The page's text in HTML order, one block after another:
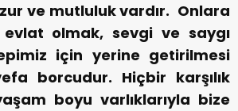
ve mutluluk vardır. Onlara
olmak, sevgi ve saygı
için yerine getirilmesi
borcudur. Hiçbir karşılık
boyu varlıklarıyla bize